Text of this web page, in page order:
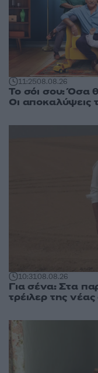
11:2508.08.26
Το σόι σου: Όσα
Οι
10:3108.08.26
Για σένα: Στα
τρέιλερ της